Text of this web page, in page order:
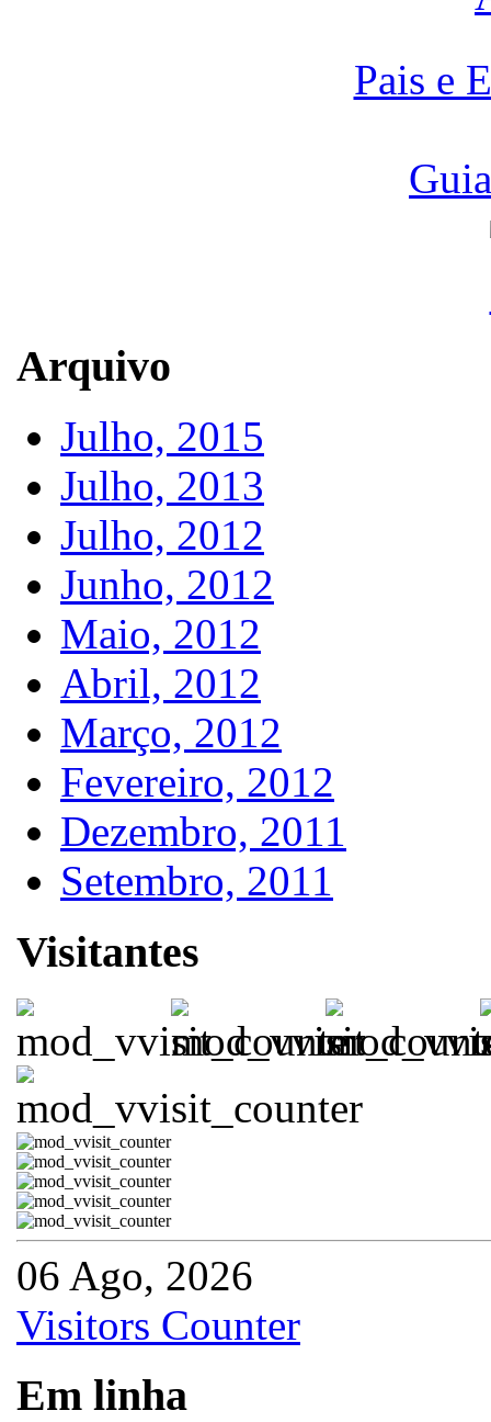
Pais e
Arquivo
Julho, 2015
Julho, 2013
Julho, 2012
Junho, 2012
Maio, 2012
Abril, 2012
Março, 2012
Fevereiro, 2012
Dezembro, 2011
Setembro, 2011
Visitantes
06 Ago, 2026
Visitors Counter
Em linha